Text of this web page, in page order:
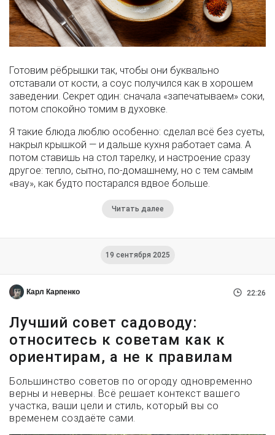
Готовим рёбрышки так, чтобы они буквально
отставали от кости, а соус получился как в хорошем
заведении. Секрет один: сначала «запечатываем» соки,
потом спокойно томим в духовке.
Я такие блюда люблю особенно: сделал всё без суеты,
накрыл крышкой — и дальше кухня работает сама. А
потом ставишь на стол тарелку, и настроение сразу
другое: тепло, сытно, по-домашнему, но с тем самым
«вау», как будто постарался вдвое больше.
Читать далее
19 сентября 2025
Карл Карпенко 22:26
Лучший совет садоводу:
относитесь к советам как к
ориентирам, а не к правилам
Большинство советов по огороду одновременно
верны и неверны. Всё решает контекст вашего
участка, ваши цели и стиль, который вы со
временем создаёте сами.